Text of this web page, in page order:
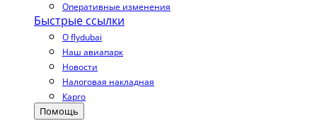
Оперативные изменения
Быстрые ссылки
О flydubai
Наш авиапарк
Новости
Налоговая накладная
Карго
Помощь